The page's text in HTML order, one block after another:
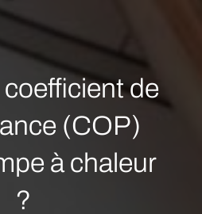
de
(COP)
à chaleur
?